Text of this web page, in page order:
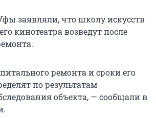
заявляли, что школу искусств
кинотеатра возведут после
ремонта и сроки его
по результатам
объекта, — сообщали в